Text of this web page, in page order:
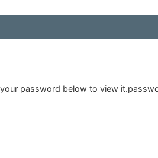
password below to view